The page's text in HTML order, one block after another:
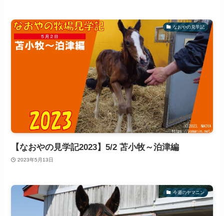
なおやの見学記
【なおやの見学記2023】5/2 苫小牧～泊津編
2023年5月13日
今週のヤマニン